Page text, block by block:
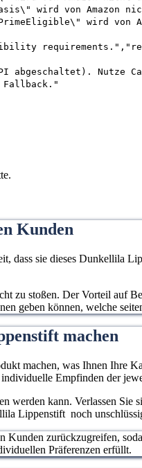
wird von Amazon
wird von
abgeschaltet). Nutze
Fallback."
Kunden
sie dieses Dunkellila
zu stoßen. Der Vorteil auf
geben können, welche
machen
machen, was Ihnen Ihre
Empfinden der
kann. Verlassen
Lippenstift noch
zurückzugreifen,
Präferenzen erfüllt.